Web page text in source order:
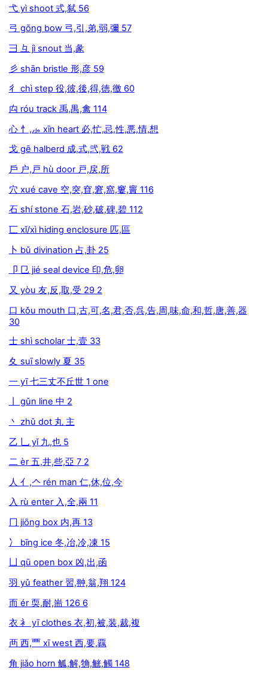
弋 yì shoot 式,弑 56
弓 gōng bow 弓,引,弟,弱,彌 57
彐 彑 jì snout 当,彖
彡 shān bristle 形,彦 59
彳 chì step 役,彼,後,得,徳,徼 60
禸 róu track 禹,禺,禽 114
心 忄,⺗ xīn heart 必,忙,忌,性,悪,情,想
戈 gē halberd 成,式,弐,戦 62
戶 户,戸 hù door 戸,戻,所
穴 xué cave 空,突,窅,窘,窩,窶,竇 116
石 shí stone 石,岩,砂,破,碑,碧 112
匸 xǐ/xì hiding enclosure 匹,區
卜 bǔ divination 占,卦 25
卩 㔾 jié seal device 印,危,卵
又 yòu 友,反,取,受 29 2
口 kǒu mouth 口,古,可,名,君,否,呉,告,周,味,命,和,哲,唐,善,器
30
士 shì scholar 士,壹 33
夊 suī slowly 夏 35
一 yī 七三丈不丘世 1 one
丨 gǔn line 中 2
丶 zhǔ dot 丸 主
乙 乚 yǐ 九,也 5
二 èr 五,井,些,亞 7 2
人 亻,𠆢 rén man 仁,休,位,今
入 rù enter 入,全,兩 11
冂 jiōng box 内,再 13
冫 bīng ice 冬,冶,冷,凍 15
凵 qū open box 凶,出,函
羽 yǔ feather 習,翀,翁,翔 124
而 ér 耎,耐,耑 126 6
衣 衤 yī clothes 衣,初,被,装,裁,複
襾 西,覀 xī west 西,要,覊
角 jiǎo horn 觚,解,觕,觥,觸 148